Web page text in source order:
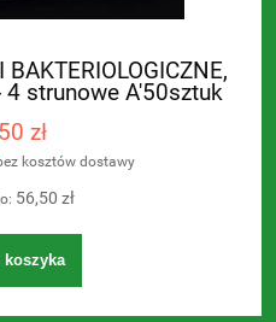
4 strunowe A'50sztuk
zł
kosztów dostawy
56,50 zł
koszyka